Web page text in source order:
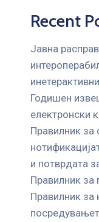
Recent
Јавна
Годишен
електронски
Правилник
и потврдата
Правилник за
Правилник за